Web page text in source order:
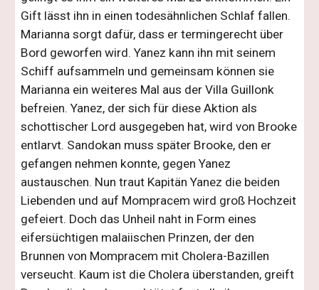
Gift lässt ihn in einen todesähnlichen Schlaf fallen.
Marianna sorgt dafür, dass er termingerecht über
Bord geworfen wird. Yanez kann ihn mit seinem
Schiff aufsammeln und gemeinsam können sie
Marianna ein weiteres Mal aus der Villa Guillonk
befreien. Yanez, der sich für diese Aktion als
schottischer Lord ausgegeben hat, wird von Brooke
entlarvt. Sandokan muss später Brooke, den er
gefangen nehmen konnte, gegen Yanez
austauschen. Nun traut Kapitän Yanez die beiden
Liebenden und auf Mompracem wird groß Hochzeit
gefeiert. Doch das Unheil naht in Form eines
eifersüchtigen malaiischen Prinzen, der den
Brunnen von Mompracem mit Cholera-Bazillen
verseucht. Kaum ist die Cholera überstanden, greift